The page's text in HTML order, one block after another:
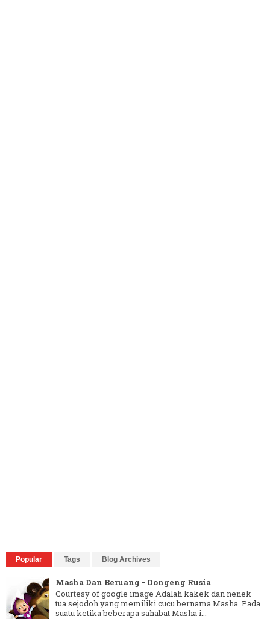
Popular Tags Blog Archives
Masha Dan Beruang - Dongeng Rusia
Courtesy of google image Adalah kakek dan nenek
tua sejodoh yang memiliki cucu bernama Masha. Pada
suatu ketika beberapa sahabat Masha i...